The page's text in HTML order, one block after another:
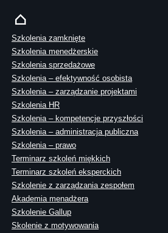
Szkolenia zamknięte
Szkolenia menedżerskie
Szkolenia sprzedażowe
Szkolenia – efektywność osobista
Szkolenia – zarządzanie projektami
Szkolenia HR
Szkolenia – kompetencje przyszłości
Szkolenia – administracja publiczna
Szkolenia – prawo
Terminarz szkoleń miękkich
Terminarz szkoleń eksperckich
Szkolenie z zarządzania zespołem
Akademia menadżera
Szkolenie Gallup
Skolenie z motywowania